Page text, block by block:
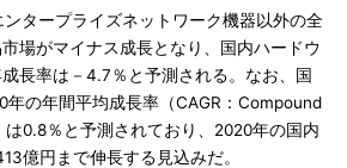
タープライズネットワーク機器以外の全
場がマイナス成長となり、国内ハードウ
長率は－4.7％と予測される。なお、国
年の年間平均成長率（CAGR：Compound
0.8％と予測されており、2020年の国内
億円まで伸長する見込みだ。